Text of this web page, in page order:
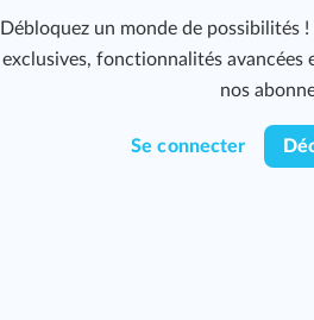
Débloquez un monde de possibilités
exclusives, fonctionnalités avancées
nos
Se connecter